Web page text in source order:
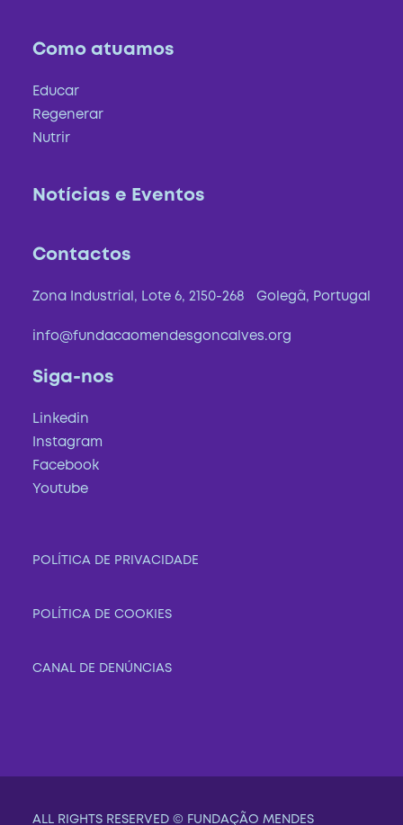
Como atuamos
Educar
Regenerar
Nutrir
Notícias e Eventos
Contactos
Zona Industrial, Lote 6, 2150-268 Golegã, Portugal
info@fundacaomendesgoncalves.org
Siga-nos
Linkedin
Instagram
Facebook
Youtube
POLÍTICA DE PRIVACIDADE
POLÍTICA DE COOKIES
CANAL DE DENÚNCIAS
ALL RIGHTS RESERVED © FUNDAÇÃO MENDES